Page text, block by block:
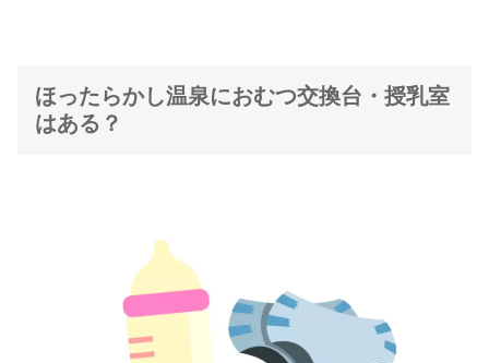
ほったらかし温泉におむつ交換台・授乳室
はある？